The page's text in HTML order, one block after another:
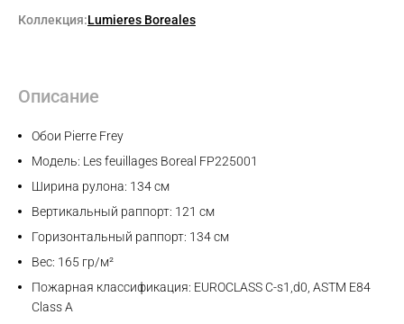
Коллекция:Lumieres Boreales
Описание
Обои Pierre Frey
Модель: Les feuillages Boreal FP225001
Ширина рулона: 134 см
Вертикальный раппорт: 121 см
Горизонтальный раппорт: 134 см
Вес: 165 гр/м²
Пожарная классификация: EUROCLASS C-s1,d0, ASTM E84
Class A